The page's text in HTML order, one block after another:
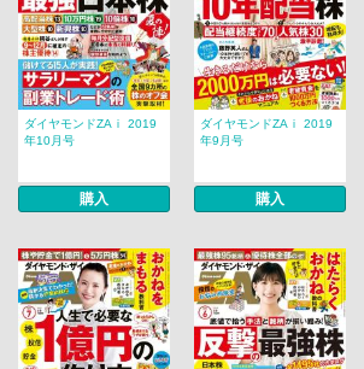
ダイヤモンドZAｉ 2019
年10月号
購入
ダイヤモンドZAｉ 2019
年9月号
購入